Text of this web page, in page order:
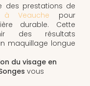
des prestations de
à Veauche pour
durable. Cette
des résultats
maquillage longue
du visage en
vous